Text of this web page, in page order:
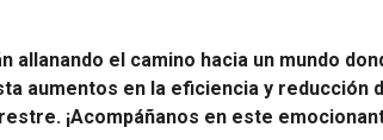
el camino hacia un mundo
aumentos en la eficiencia y
¡Acompáñanos en este